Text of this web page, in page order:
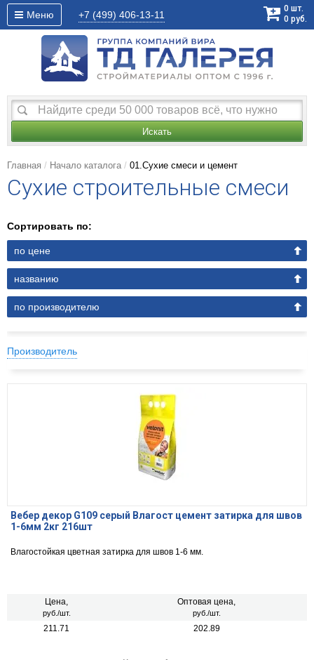
Меню +7 (499) 406-13-11
0 шт.
0 руб.
Искать
Главная Начало каталога 01.Сухие смеси и цемент
Cухие строительные смеси
Сортировать по:
по цене
названию
по производителю
Производитель
Вебер декор G109 серый Влагост цемент затирка для швов
1-6мм 2кг 216шт
Влагостойкая цветная затирка для швов 1-6 мм.
Цена,
руб./шт.
Оптовая цена,
руб./шт.
211.71 202.89